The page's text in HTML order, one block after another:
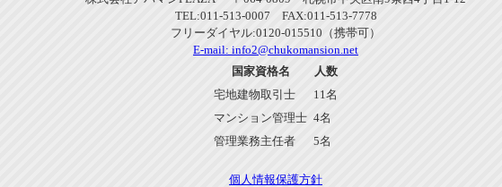
TEL:011-513-0007 FAX:011-513-7778
フリーダイヤル:0120-015510（携帯可）
E-mail: info2@chukomansion.net
国家資格名
人数
宅地建物取引士
11名
マンション管理士 4名
管理業務主任者
5名
個人情報保護方針